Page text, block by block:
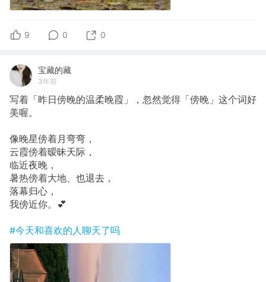
9 0 0
宝藏的藏
3年前
写着「昨日傍晚的温柔晚霞」，忽然觉得「傍晚」这个词好
美喔。
像晚星傍着月弯弯，
云霞傍着暧昧天际，
临近夜晚，
暑热傍着大地、也退去，
落幕归心，
我傍近你。💕
#今天和喜欢的人聊天了吗